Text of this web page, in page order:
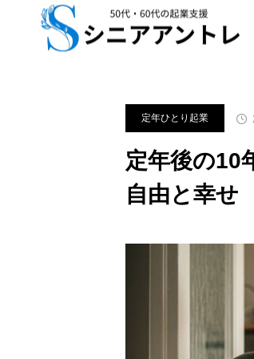
ブログ 定年
定年ひとり起業
定年後の10
自由と幸せ